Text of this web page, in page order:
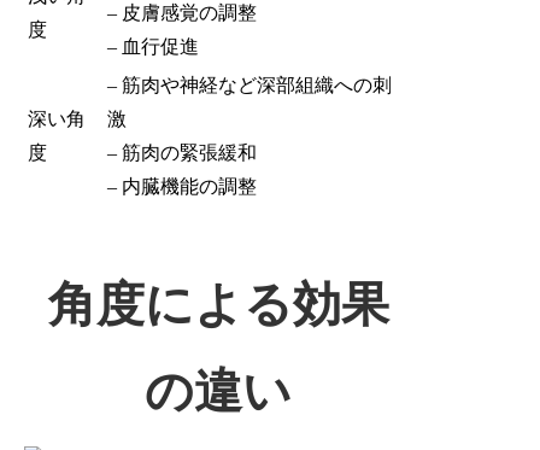
度
– 皮膚感覚の調整
– 血行促進
深い角
度
– 筋肉や神経など深部組織への刺
激
– 筋肉の緊張緩和
– 内臓機能の調整
角度による効果
の違い